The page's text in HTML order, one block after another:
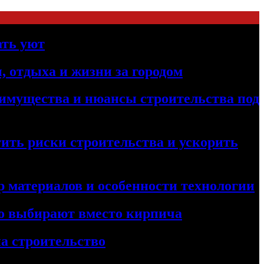
уют
отдыха и жизни за городом
и нюансы строительства под
риски строительства и ускорить
и особенности технологии
выбирают вместо кирпича
строительство